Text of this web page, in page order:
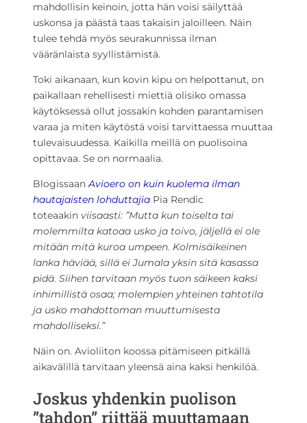
mahdollisin keinoin, jotta hän voisi säilyttää
uskonsa ja päästä taas takaisin jaloilleen. Näin
tulee tehdä myös seurakunnissa ilman
vääränlaista syyllistämistä.
Toki aikanaan, kun kovin kipu on helpottanut, on
paikallaan rehellisesti miettiä olisiko omassa
käytöksessä ollut jossakin kohden parantamisen
varaa ja miten käytöstä voisi tarvittaessa muuttaa
tulevaisuudessa. Kaikilla meillä on puolisoina
opittavaa. Se on normaalia.
BlogissaanAvioero on kuin kuolema ilman
hautajaisten lohduttajia Pia Rendic
toteaakin viisaasti: ”Mutta kun toiselta tai
molemmilta katoaa usko ja toivo, jäljellä ei ole
mitään mitä kuroa umpeen. Kolmisäikeinen
lanka häviää, sillä ei Jumala yksin sitä kasassa
pidä. Siihen tarvitaan myös tuon säikeen kaksi
inhimillistä osaa; molempien yhteinen tahtotila
ja usko mahdottoman muuttumisesta
mahdolliseksi.”
Näin on. Avioliiton koossa pitämiseen pitkällä
aikavälillä tarvitaan yleensä aina kaksi henkilöä.
Joskus yhdenkin puolison
”tahdon” riittää muuttamaan